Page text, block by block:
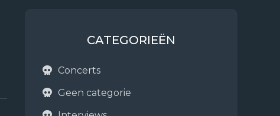
CATEGORIEËN
Concerts
Geen categorie